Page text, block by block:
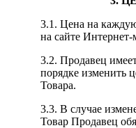
3.1. Цена на
на сайте Интернет-
3.2. Продавец
порядке изменить
Товара.
3.3. В случае
Товар Продавец